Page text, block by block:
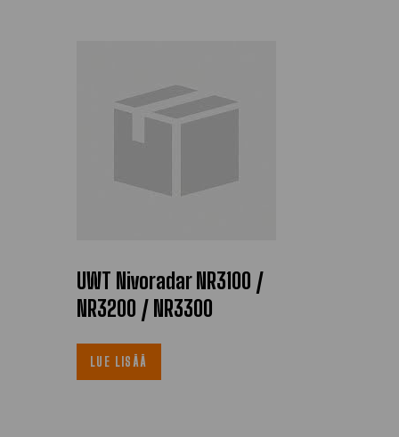
UWT Nivoradar NR3100 /
NR3200 / NR3300
LUE LISÄÄ